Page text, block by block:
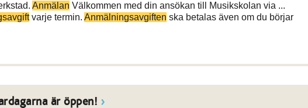
Anmälan Välkommen med din ansökan till Musikskolan via ...
varje termin. Anmälningsavgiften ska betalas även om du börjar
är öppen!